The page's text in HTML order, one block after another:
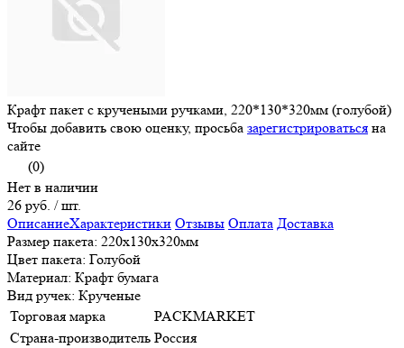
Крафт пакет с кручеными ручками, 220*130*320мм (голубой)
Чтобы добавить свою оценку, просьба зарегистрироваться на
сайте
(0)
Нет в наличии
26 руб. / шт.
ОписаниеХарактеристики Отзывы Оплата Доставка
Размер пакета: 220x130x320мм
Цвет пакета: Голубой
Материал: Крафт бумага
Вид ручек: Крученые
Торговая марка
PACKMARKET
Страна-производитель Россия